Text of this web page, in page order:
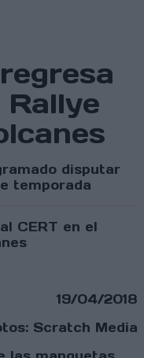
Rallye
disputar
temporada
19/04/2018
Scratch Media